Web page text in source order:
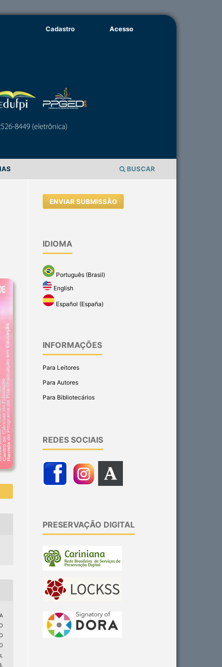
BUSCAR
Cadastro Acesso
ENVIAR SUBMISSÃO
IDIOMA
Português (Brasil)
English
Español (España)
INFORMAÇÕES
Para Leitores
Para Autores
Para Bibliotecários
REDES SOCIAIS
PRESERVAÇÃO DIGITAL